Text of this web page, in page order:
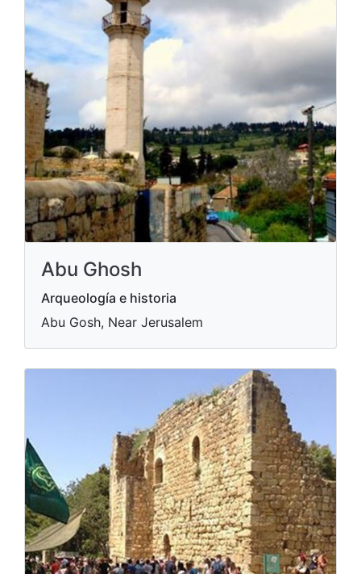
Abu Ghosh
Arqueología e historia
Abu Gosh, Near Jerusalem